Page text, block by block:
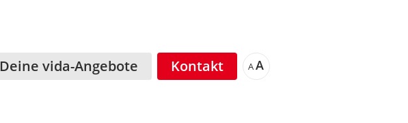
Deine vida-Angebote Kontakt AA